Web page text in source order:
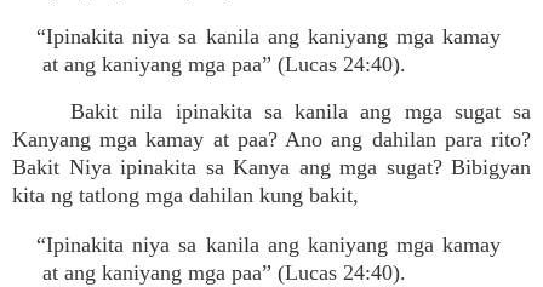
“Ipinakita niya sa kanila ang kaniyang mga kamay
at ang kaniyang mga paa” (Lucas 24:40).
Bakit nila ipinakita sa kanila ang mga sugat sa
Kanyang mga kamay at paa? Ano ang dahilan para rito?
Bakit Niya ipinakita sa Kanya ang mga sugat? Bibigyan
kita ng tatlong mga dahilan kung bakit,
“Ipinakita niya sa kanila ang kaniyang mga kamay
at ang kaniyang mga paa” (Lucas 24:40).